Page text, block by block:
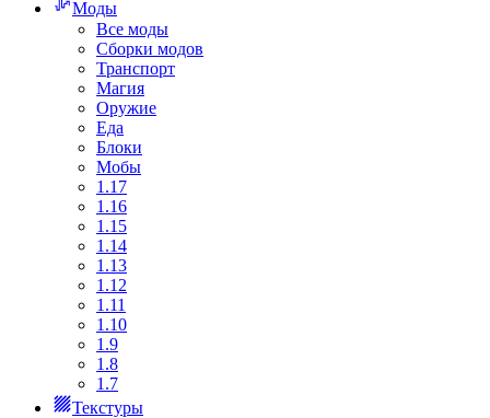
Моды
Все моды
Сборки модов
Транспорт
Магия
Оружие
Еда
Блоки
Мобы
1.17
1.16
1.15
1.14
1.13
1.12
1.11
1.10
1.9
1.8
1.7
Текстуры